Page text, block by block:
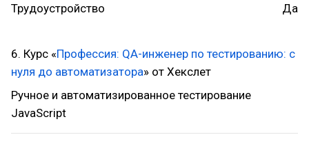
Трудоустройство Да
6. Курс «Профессия: QA-инженер по тестированию: с
нуля до автоматизатора» от Хекслет
Ручное и автоматизированное тестирование
JavaScript